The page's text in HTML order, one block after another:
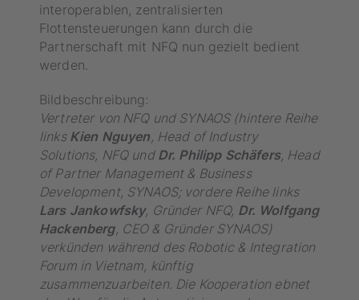
interoperablen, zentralisierten
Flottensteuerungen kann durch die
Partnerschaft mit NFQ nun gezielt bedient
werden.
Bildbeschreibung:
Vertreter von NFQ und SYNAOS (hintere Reihe
links Kien Nguyen, Head of Industry
Solutions, NFQ und Dr. Philipp Schäfers, Head
of Partner Management & Business
Development, SYNAOS; vordere Reihe links
Lars Jankowfsky, Gründer NFQ, Dr. Wolfgang
Hackenberg, CEO & Gründer SYNAOS)
verkünden während des Robotic & Integration
Forum in Vietnam, künftig
zusammenzuarbeiten. Die Kooperation ebnet